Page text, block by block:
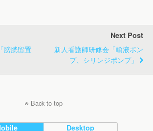
膀胱留置
Next Post
新人看護師研修会「輸液ポン
プ、シリンジポンプ」
Back to top
Desktop